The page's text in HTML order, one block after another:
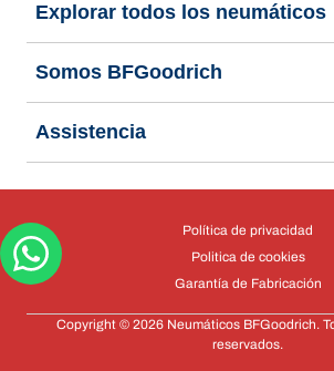
Explorar todos los neumáticos
Somos BFGoodrich
Assistencia
Política de privacidad
Politica de cookies
Garantía de Fabricación
Copyright © 2026 Neumáticos BFGoodrich.
reservados.